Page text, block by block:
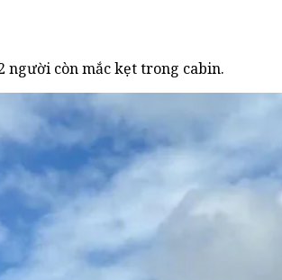
người còn mắc kẹt trong cabin.